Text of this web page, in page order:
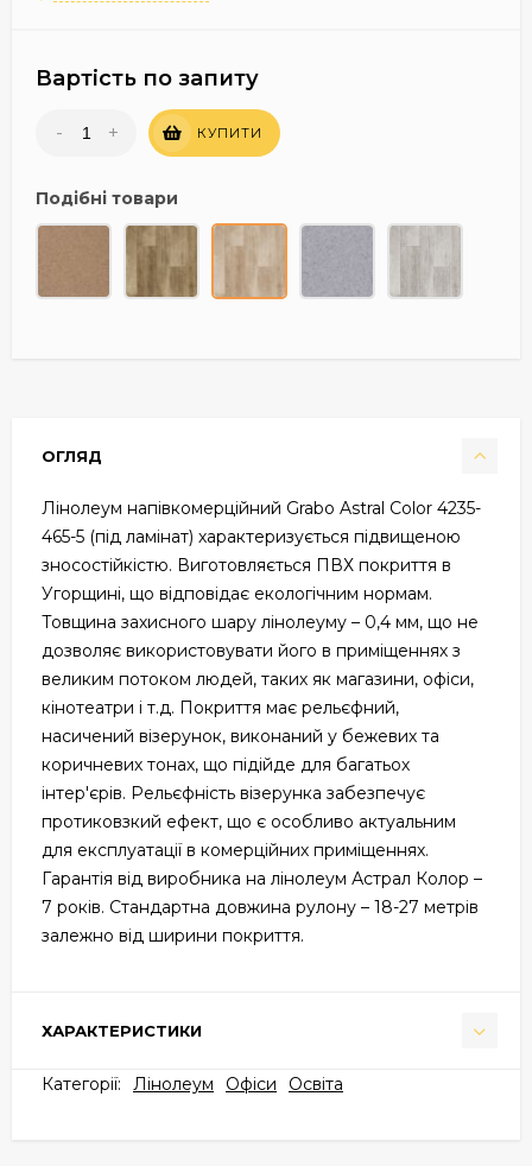
Вартість по запиту
- + КУПИТИ
Подібні товари
ОГЛЯД
Лінолеум напівкомерційний Grabo Astral Color 4235-
465-5 (під ламінат) характеризується підвищеною
зносостійкістю. Виготовляється ПВХ покриття в
Угорщині, що відповідає екологічним нормам.
Товщина захисного шару лінолеуму – 0,4 мм, що не
дозволяє використовувати його в приміщеннях з
великим потоком людей, таких як магазини, офіси,
кінотеатри і т.д. Покриття має рельєфний,
насичений візерунок, виконаний у бежевих та
коричневих тонах, що підійде для багатьох
інтер'єрів. Рельєфність візерунка забезпечує
протиковзкий ефект, що є особливо актуальним
для експлуатації в комерційних приміщеннях.
Гарантія від виробника на лінолеум Астрал Колор –
7 років. Стандартна довжина рулону – 18-27 метрів
залежно від ширини покриття.
ХАРАКТЕРИСТИКИ
Категорії: Лінолеум Офіси Освіта